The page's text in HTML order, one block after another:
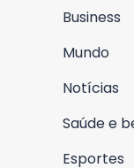
Business
Mundo
Notícias
Saúde e
Esportes